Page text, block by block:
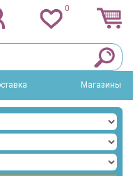
0
Магазины